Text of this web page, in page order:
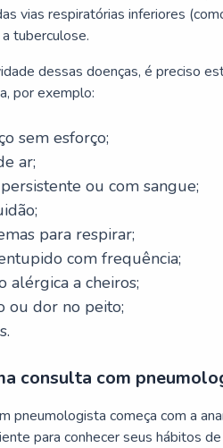
vias respiratórias inferiores
tuberculose.
dessas doenças, é preciso
por exemplo:
sem esforço;
ar;
ou com sangue;
para respirar;
com frequência;
alérgica a cheiros;
ou dor no peito;
consulta com
pneumologista começa com a
para conhecer seus hábitos